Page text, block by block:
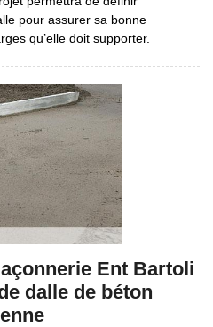
pour assurer sa bonne
qu’elle doit supporter.
Ent Bartoli
dalle de béton